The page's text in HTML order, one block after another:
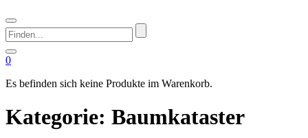
Finden...
0
Es befinden sich keine Produkte im Warenkorb.
Kategorie: Baumkataster